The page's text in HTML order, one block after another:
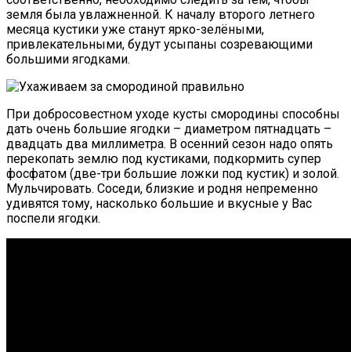
земля была увлажненной. К началу второго летнего
месяца кустики уже станут ярко-зелёными,
привлекательными, будут усыпаны созревающими
большими ягодками.
При добросовестном уходе кусты смородины способны
дать очень большие ягодки – диаметром пятнадцать –
двадцать два миллиметра. В осенний сезон надо опять
перекопать землю под кустиками, подкормить супер
фосфатом (две-три большие ложки под кустик) и золой.
Мульчировать. Соседи, близкие и родня непременно
удивятся тому, насколько большие и вкусные у Вас
поспели ягодки.